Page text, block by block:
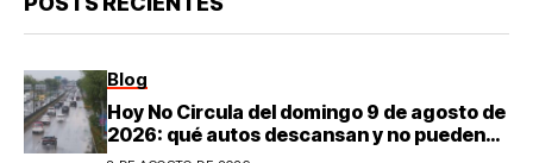
Blog
Hoy No Circula del domingo 9 de agosto de
2026: qué autos descansan y no pueden
salir en CDMX y el Estado de México; estos